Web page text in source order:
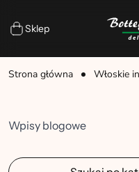
Sklep
Strona główna Włoskie
Wpisy blogowe